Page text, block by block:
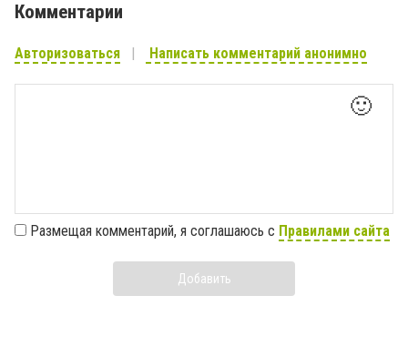
Комментарии
Авторизоваться Написать комментарий анонимно
🙂
Размещая комментарий, я соглашаюсь с Правилами сайта
Добавить